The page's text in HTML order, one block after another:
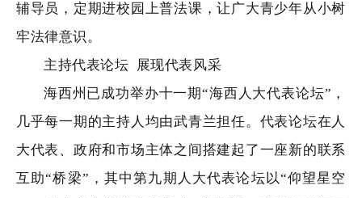
辅导员，定期进校园上普法课，让广大青少年从小树
牢法律意识。
主持代表论坛
展现代表风采
海西州已成功举办十一期“海西人大代表论坛”，
几乎每一期的主持人均由武青兰担任。代表论坛在人
大代表、政府和市场主体之间搭建起了一座新的联系
互助“桥梁”，其中第九期人大代表论坛以“仰望星空